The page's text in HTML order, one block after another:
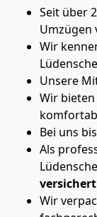
Seit über
Umzügen
Wir
Unsere
Wir bieten
Bei uns
Als
versichert
Wir